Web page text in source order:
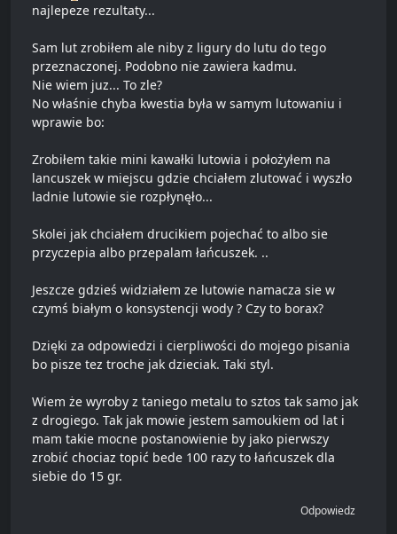
najlepeze rezultaty...
Sam lut zrobiłem ale niby z ligury do lutu do tego
przeznaczonej. Podobno nie zawiera kadmu.
Nie wiem juz... To zle?
No właśnie chyba kwestia była w samym lutowaniu i
wprawie bo:
Zrobiłem takie mini kawałki lutowia i położyłem na
lancuszek w miejscu gdzie chciałem zlutować i wyszło
ladnie lutowie sie rozpłynęło...
Skolei jak chciałem drucikiem pojechać to albo sie
przyczepia albo przepalam łańcuszek. ..
Jeszcze gdzieś widziałem ze lutowie namacza sie w
czymś białym o konsystencji wody ? Czy to borax?
Dzięki za odpowiedzi i cierpliwości do mojego pisania
bo pisze tez troche jak dzieciak. Taki styl.
Wiem że wyroby z taniego metalu to sztos tak samo jak
z drogiego. Tak jak mowie jestem samoukiem od lat i
mam takie mocne postanowienie by jako pierwszy
zrobić chociaz topić bede 100 razy to łańcuszek dla
siebie do 15 gr.
Odpowiedz